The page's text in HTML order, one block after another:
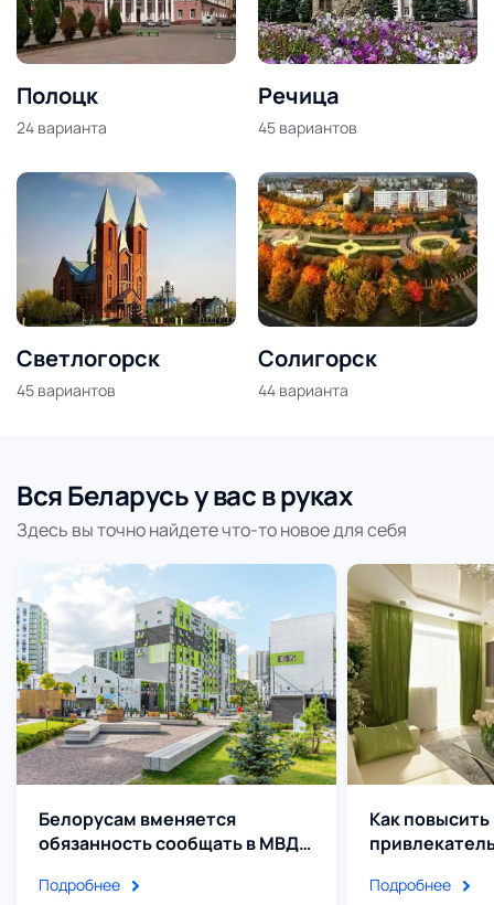
Полоцк
24 варианта
Речица
45 вариантов
Светлогорск
45 вариантов
Солигорск
44 варианта
Вся Беларусь у вас в руках
Здесь вы точно найдете что-то новое для себя
Белорусам вменяется
обязанность сообщать в МВД
течение 3 часов. За
Подробнее
Как повысить
Подробнее